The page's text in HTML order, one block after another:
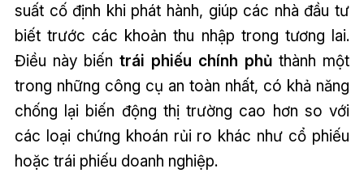
suất cố định khi phát hành, giúp các nhà đầu tư
biết trước các khoản thu nhập trong tương lai.
Điều này biến trái phiếu chính phủ thành một
trong những công cụ an toàn nhất, có khả năng
chống lại biến động thị trường cao hơn so với
các loại chứng khoán rủi ro khác như cổ phiếu
hoặc trái phiếu doanh nghiệp.